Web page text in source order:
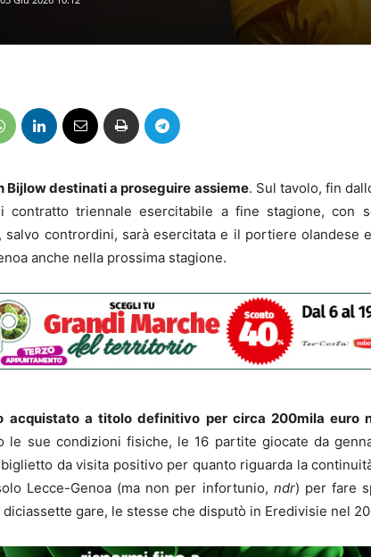
Bijlow destinati a proseguire assieme. Sul tavolo, fin
contratto triennale esercitabile a fine stagione, con
salvo contrordini, sarà esercitata e il portiere olandese
anche nella prossima stagione.
acquistato a titolo definitivo per circa 200mila euro
le sue condizioni fisiche, le 16 partite giocate da
da visita positivo per quanto riguarda la
Lecce-Genoa (ma non per infortunio, ndr) per fare
gare, le stesse che disputò in Eredivisie nel